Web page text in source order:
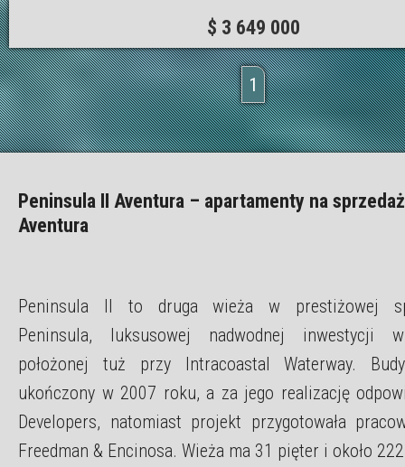
$ 3 649 000
1
Peninsula II Aventura – apartamenty na
Aventura
Peninsula II to druga wieża w prestiżowej
Peninsula, luksusowej nadwodnej inwestycji
położonej tuż przy Intracoastal Waterway.
ukończony w 2007 roku, a za jego realizację
Developers, natomiast projekt przygotowała
Freedman & Encinosa. Wieża ma 31 pięter i około